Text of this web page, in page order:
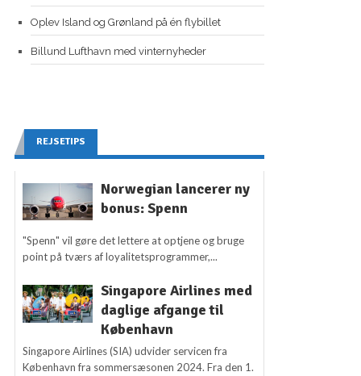
Oplev Island og Grønland på én flybillet
Billund Lufthavn med vinternyheder
REJSETIPS
Norwegian lancerer ny
bonus: Spenn
"Spenn" vil gøre det lettere at optjene og bruge
point på tværs af loyalitetsprogrammer,...
Singapore Airlines med
daglige afgange til
København
Singapore Airlines (SIA) udvider servicen fra
København fra sommersæsonen 2024. Fra den 1.